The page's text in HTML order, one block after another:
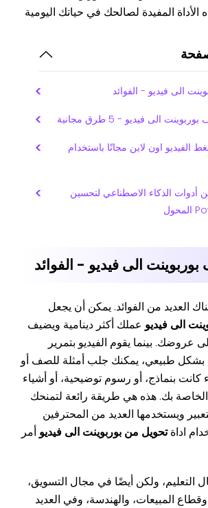
الأداة المفيدة لصالحك في حياتك اليومية
الى فيديو - الفوائد
الى فيديو - 5 طرق مجانية
الفيديو اون لاين مجانًا باستخدام
أدوات الذكاء الاصطناعي لتحسين
الى فيديو - الفوائد
العديد من الفوائد. يمكن أن يجعل
الى فيديو عملك أكثر دينامية ويضيف
عروضك. بينما يقوم الفيديو بتمرير
بشكل طبيعي، يمكنك جلب أمثلة للصف أو
كانت بنماذج، أو رسوم توضيحية، أو أشياء
بك. هذه هي طريقة رائعة لتمنحك
ويستخدمها العديد من المحترفين
اداةتحويل من بوربوينت الى فيديو أمر
ولكن أيضًا في مجال التسويق،
وقطاع المبيعات، والهندسة، وفي العديد